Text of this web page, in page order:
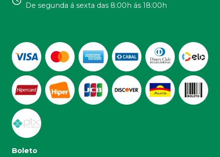
De segunda á sexta das 8:00h ás 18:00h
Boleto